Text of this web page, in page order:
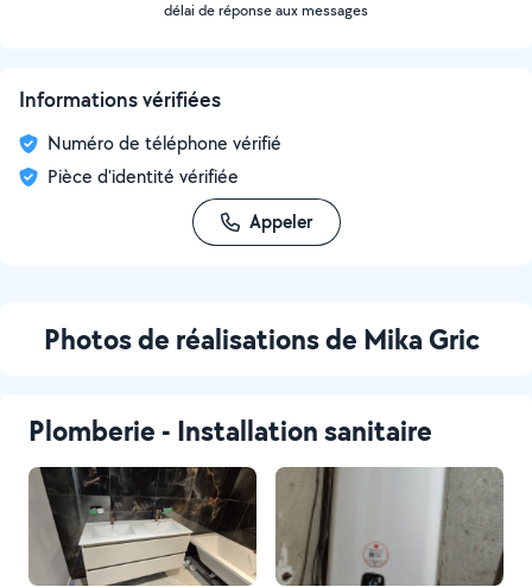
délai de réponse aux messages
Informations vérifiées
Numéro de téléphone vérifié
Pièce d'identité vérifiée
Appeler
Photos de réalisations de Mika Gric
Plomberie - Installation sanitaire